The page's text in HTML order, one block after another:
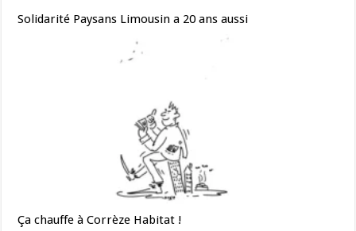
Solidarité Paysans Limousin a 20 ans aussi
Ça chauffe à Corrèze Habitat !